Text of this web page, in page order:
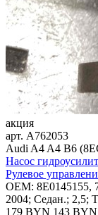
акция
арт. A762053
Audi A4 A4 B6
Насос
Рулевое
OEM: 8E0145155,
2004; Седан.;
179 BYN 143 BYN